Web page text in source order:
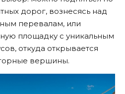
дорог, вознесясь над
перевалам, или
площадку с уникальным
откуда открывается
вершины.